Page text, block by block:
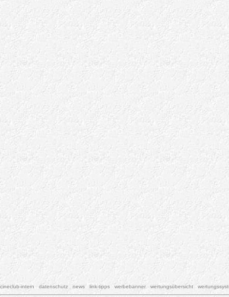
cineclub-intern datenschutz news link-tipps werbebanner wertungsübersicht